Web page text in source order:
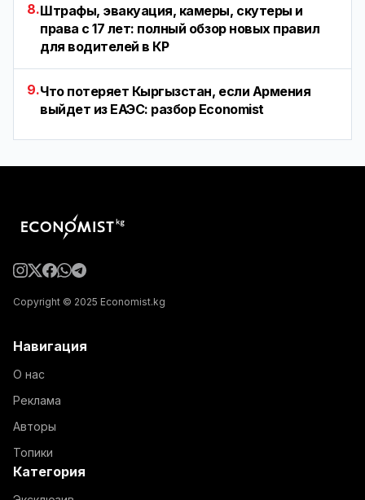
8.Штрафы, эвакуация, камеры, скутеры и
права с 17 лет: полный обзор новых правил
для водителей в КР
9.Что потеряет Кыргызстан, если Армения
выйдет из ЕАЭС: разбор Economist
Copyright © 2025 Economist.kg
Навигация
О нас
Реклама
Авторы
Топики
Категория